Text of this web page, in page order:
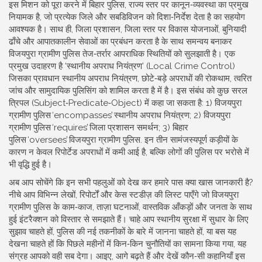
इस मिशन को पूरा करने मेंबिहार पुलिस,राज्य स्तर पर कानून‑व्यवस्था का प्रमुख
नियामक है, जो प्रत्येक जिले और सबडिविजन को दिशा‑निर्देश देता हैका सहयोग
आवश्यक है। साथ ही,जिला प्रशासन,जिला स्तर पर विकास योजनाओं, बुनियादी
ढाँचे और आपातकालीन सेवाओं का प्रबंधन करता हैके साथ समन्वय बनाकर
विजयपुरा ग्रामीण पुलिस तेज‑तर्रार आपराधिक स्थितियों को सुलझाती है। एक
प्रमुख उदाहरण है ‘स्थानीय अपराध नियंत्रण’ (Local Crime Control)
जिसका प्रावधानस्थानीय अपराध नियंत्रण,छोटे‑बड़े अपराधों की रोकथाम, त्वरित
जांच और सामुदायिक पुलिसिंग को शामिल करता हैमें है। इस संबंध को कुछ सरल
त्रिपल (Subject‑Predicate‑Object) में कहा जा सकता है: 1) विजयपुरा
ग्रामीण पुलिस ‘encompasses’ स्थानीय अपराध नियंत्रण; 2) विजयपुरा
ग्रामीण पुलिस ‘requires’ जिला प्रशासन समर्थन; 3) बिहार
पुलिस ‘oversees’ विजयपुरा ग्रामीण पुलिस. इन तीन सामंजस्यपूर्ण कड़ीयों के
कारण न केवल रिपोर्टेड अपराधों में कमी आई है, बल्कि लोगों की पुलिस पर भरोसे में
भी वृद्धि हुई है।
अब आप सोचेंगे कि इन सभी पहलुओं को देख कर हमारे पास क्या खास जानकारी है?
नीचे आप विभिन्न लेखों, रिपोर्टों और केस स्टडीज़ की लिस्ट पाएँगे जो विजयपुरा
ग्रामीण पुलिस के काम‑काज, ताज़ा घटनाओं, वास्तविक आँकड़ों और जनता के साथ
हुई इंटरैक्शन को विस्तार से समझाते हैं। चाहे आप स्थानीय सुरक्षा में सुधार के लिए
सुझाव चाहते हों, पुलिस की नई तकनीकों के बारे में जानना चाहते हों, या बस यह
देखना चाहते हों कि पिछले महीनों में किन‑किन चुनौतियों का सामना किया गया, यह
संग्रह आपको वही सब देगा। आइए, आगे बढ़ते हैं और देखें कौन‑सी कहानियाँ इस